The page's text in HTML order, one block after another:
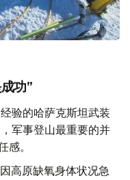
功”
验的哈萨克斯坦武装
军事登山最重要的并
感。
高原缺氧身体状况急